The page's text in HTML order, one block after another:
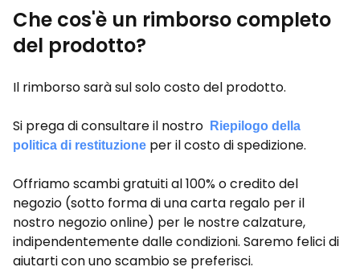
Che cos'è un rimborso completo
del prodotto?
Il rimborso sarà sul solo costo del prodotto.
Si prega di consultare il nostro
Riepilogo della
politica di restituzione per il costo di spedizione.
Offriamo scambi gratuiti al 100% o credito del
negozio (sotto forma di una carta regalo per il
nostro negozio online) per le nostre calzature,
indipendentemente dalle condizioni. Saremo felici di
aiutarti con uno scambio se preferisci.